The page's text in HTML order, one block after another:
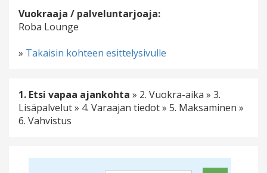
Vuokraaja / palveluntarjoaja:
Roba Lounge
» Takaisin kohteen esittelysivulle
1. Etsi vapaa ajankohta » 2. Vuokra-aika » 3.
Lisäpalvelut » 4. Varaajan tiedot » 5. Maksaminen »
6. Vahvistus